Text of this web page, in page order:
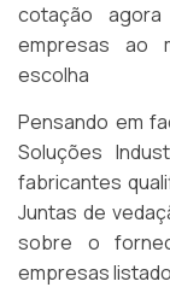
cotação agora
empresas ao
escolha
Pensando em
Soluções
fabricantes
Juntas de
sobre o
empresas